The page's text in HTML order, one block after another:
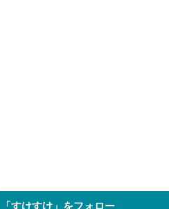
「すけすけ」をフォロー